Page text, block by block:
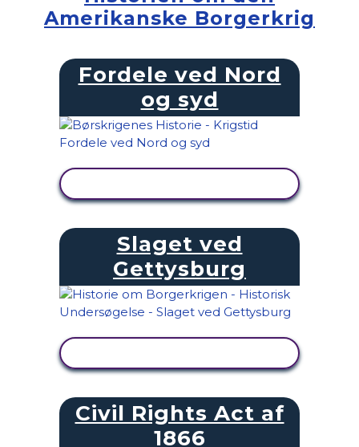
Amerikanske Borgerkrig
Fordele ved Nord
og syd
Slaget ved
Gettysburg
Civil Rights Act af
1866